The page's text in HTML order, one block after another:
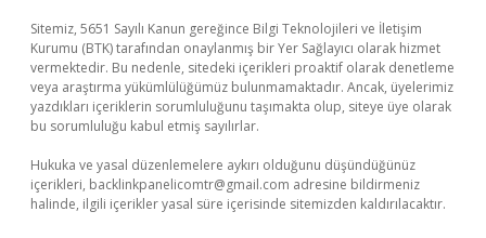
Sitemiz, 5651 Sayılı Kanun gereğince Bilgi Teknolojileri ve İletişim
Kurumu (BTK) tarafından onaylanmış bir Yer Sağlayıcı olarak hizmet
vermektedir. Bu nedenle, sitedeki içerikleri proaktif olarak denetleme
veya araştırma yükümlülüğümüz bulunmamaktadır. Ancak, üyelerimiz
yazdıkları içeriklerin sorumluluğunu taşımakta olup, siteye üye olarak
bu sorumluluğu kabul etmiş sayılırlar.
Hukuka ve yasal düzenlemelere aykırı olduğunu düşündüğünüz
içerikleri, backlinkpanelicomtr@gmail.com adresine bildirmeniz
halinde, ilgili içerikler yasal süre içerisinde sitemizden kaldırılacaktır.